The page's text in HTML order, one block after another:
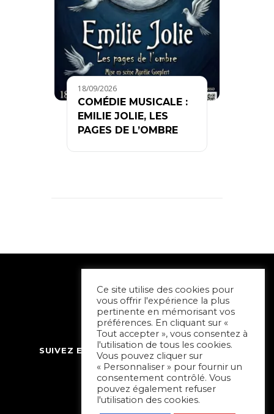
18/09/2026
COMÉDIE MUSICALE :
EMILIE JOLIE, LES
PAGES DE L’OMBRE
SUIVEZ ET CONTACTEZ SORTIR À NIORT
Ce site utilise des cookies pour
vous offrir l'expérience la plus
pertinente en mémorisant vos
préférences. En cliquant sur «
Tout accepter », vous consentez à
l'utilisation de tous les cookies.
Vous pouvez cliquer sur
« Personnaliser » pour fournir un
consentement contrôlé. Vous
pouvez également refuser
l'utilisation des cookies.